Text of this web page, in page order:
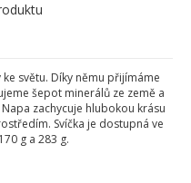
světu. Díky němu přijímáme
šepot minerálů ze země a
zachycuje hlubokou krásu
Svíčka je dostupná ve
g a 283 g.